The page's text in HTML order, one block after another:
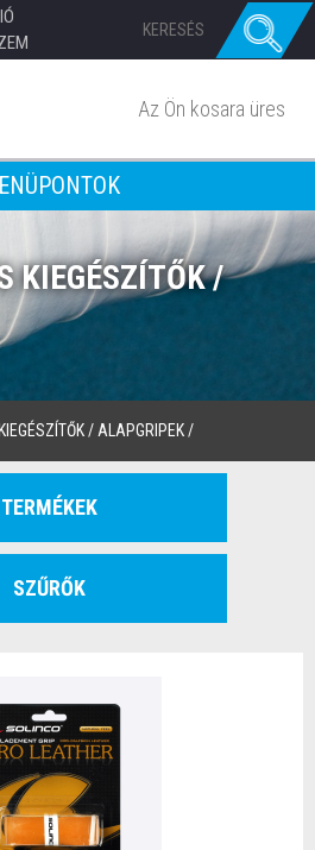
Az Ön kosara üres
KIEGÉSZÍTŐK /
/ ALAPGRIPEK/
TERMÉKEK
SZŰRŐK